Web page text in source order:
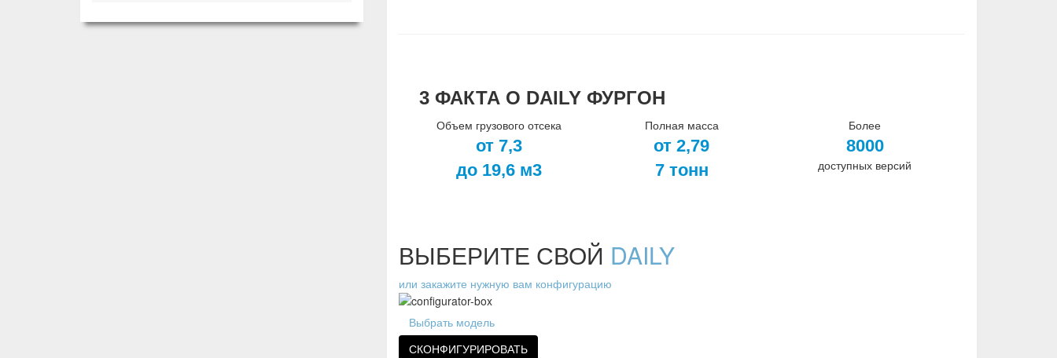
3 ФАКТА О DAILY ФУРГОН
Объем грузового отсека
от 7,3
до 19,6 м3
Полная масса
от 2,79
7 тонн
Более
8000
доступных версий
ВЫБЕРИТЕ СВОЙ DAILY
или закажите нужную вам конфигурацию
Выбрать модель
СКОНФИГУРИРОВАТЬ